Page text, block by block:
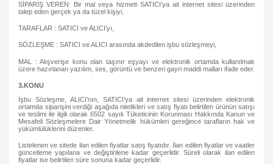
SİPARİŞ VEREN: Bir mal veya hizmeti SATICI’ya ait internet sitesi üzerinden
talep eden gerçek ya da tüzel kişiyi,
TARAFLAR : SATICI ve ALICI’yı,
SÖZLEŞME : SATICI ve ALICI arasında akdedilen işbu sözleşmeyi,
MAL : Alışverişe konu olan taşınır eşyayı ve elektronik ortamda kullanılmak
üzere hazırlanan yazılım, ses, görüntü ve benzeri gayri maddi malları ifade eder.
3.KONU
İşbu Sözleşme, ALICI’nın, SATICI’ya ait internet sitesi üzerinden elektronik
ortamda siparişini verdiği aşağıda nitelikleri ve satış fiyatı belirtilen ürünün satışı
ve teslimi ile ilgili olarak 6502 sayılı Tüketicinin Korunması Hakkında Kanun ve
Mesafeli Sözleşmelere Dair Yönetmelik hükümleri gereğince tarafların hak ve
yükümlülüklerini düzenler.
Listelenen ve sitede ilan edilen fiyatlar satış fiyatıdır. İlan edilen fiyatlar ve vaatler
güncelleme yapılana ve değiştirilene kadar geçerlidir. Süreli olarak ilan edilen
fiyatlar ise belirtilen süre sonuna kadar geçerlidir.